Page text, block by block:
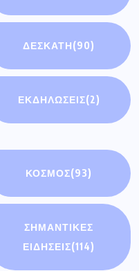
ΔΕΣΚΑΤΗ(90)
ΕΚΔΗΛΩΣΕΙΣ(2)
ΚΟΣΜΟΣ(93)
ΣΗΜΑΝΤΙΚΈΣ
ΕΙΔΉΣΕΙΣ(114)